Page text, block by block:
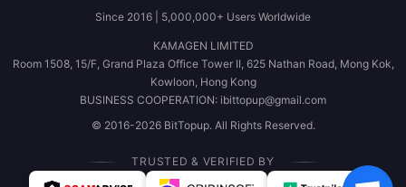
Since 2016 | 5,000,000+ Users Worldwide
KAMAGEN LIMITED
Room 1508, 15/F, Grand Plaza Office Tower II, 625 Nathan Road, Mong Kok,
Kowloon, Hong Kong
BUSINESS COOPERATION: ibittopup@gmail.com
© 2016-2026 BitTopup. All Rights Reserved.
TRUSTED & VERIFIED BY